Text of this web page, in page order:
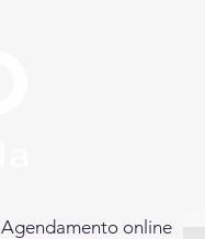
Agendamento online